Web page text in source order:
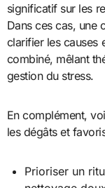
significatif sur les
Dans ces cas, une
clarifier les causes
combiné, mêlant
gestion du stress.
En complément,
les dégâts et
Prioriser un